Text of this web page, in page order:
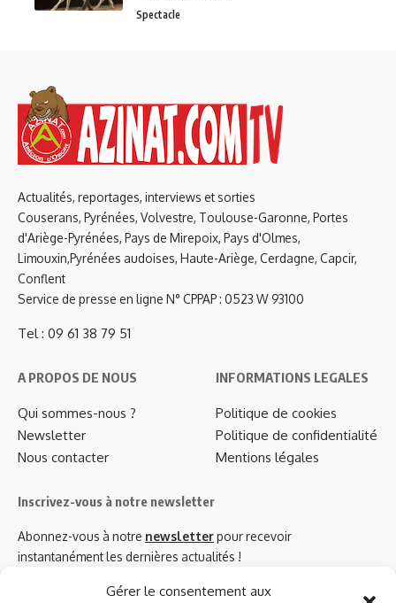
Gérer le consentement aux
Spectacle
Actualités, reportages, interviews et sorties
Couserans, Pyrénées, Volvestre, Toulouse-Garonne, Portes
d'Ariège-Pyrénées, Pays de Mirepoix, Pays d'Olmes,
Limouxin,Pyrénées audoises, Haute-Ariège, Cerdagne, Capcir,
Conflent
Service de presse en ligne N° CPPAP : 0523 W 93100
Tel : 09 61 38 79 51
A PROPOS DE NOUS
Qui sommes-nous ?
Newsletter
Nous contacter
INFORMATIONS LEGALES
Politique de cookies
Politique de confidentialité
Mentions légales
Inscrivez-vous à notre newsletter
Abonnez-vous à notre newsletterpour recevoir
instantanément les dernières actualités !